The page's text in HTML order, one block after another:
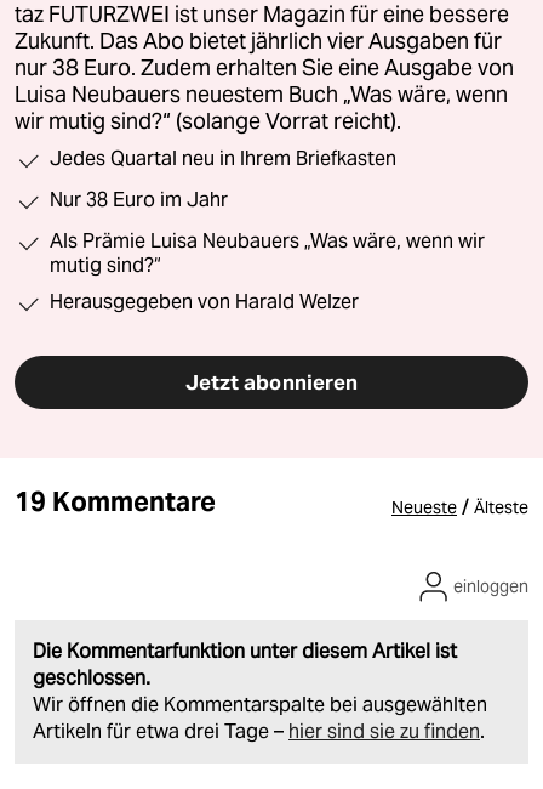
taz FUTURZWEI ist unser Magazin für eine bessere
Zukunft. Das Abo bietet jährlich vier Ausgaben für
nur 38 Euro. Zudem erhalten Sie eine Ausgabe von
Luisa Neubauers neuestem Buch „Was wäre, wenn
wir mutig sind?“ (solange Vorrat reicht).
Jedes Quartal neu in Ihrem Briefkasten
Nur 38 Euro im Jahr
Als Prämie Luisa Neubauers „Was wäre, wenn wir
mutig sind?“
Herausgegeben von Harald Welzer
Jetzt abonnieren
19 Kommentare Neueste / Älteste
Die Kommentarfunktion unter diesem Artikel ist
geschlossen.
Wir öffnen die Kommentarspalte bei ausgewählten
Artikeln für etwa drei Tage – hier sind sie zu finden.
einloggen